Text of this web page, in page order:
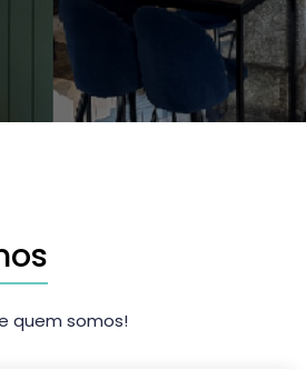
quem somos!